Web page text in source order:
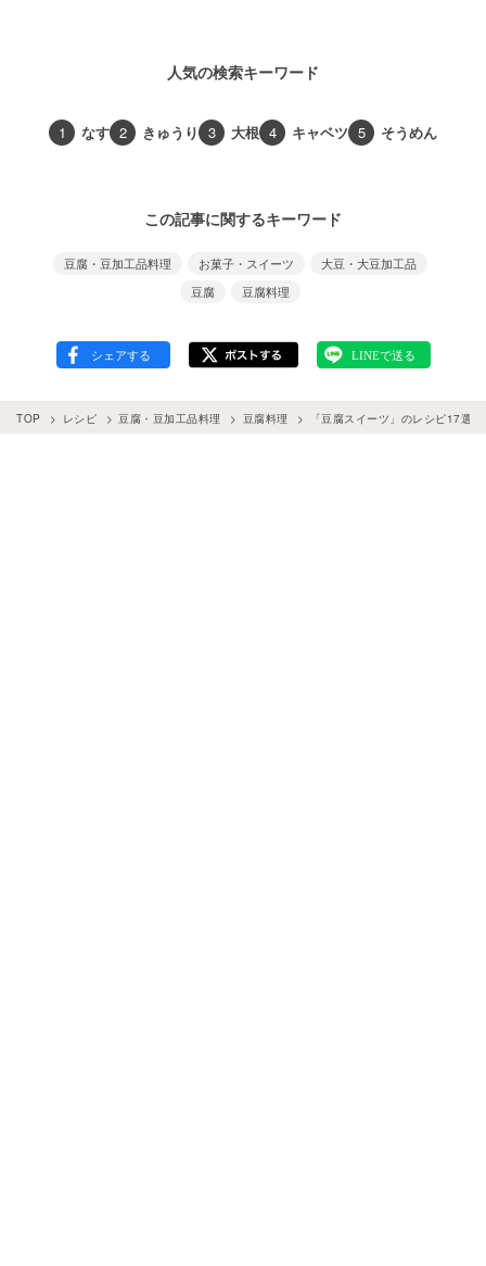
人気の検索キーワード
1 なす 2 きゅうり 3 大根 4 キャベツ 5 そうめん
この記事に関するキーワード
豆腐・豆加工品料理 お菓子・スイーツ
大豆・大豆加工品
豆腐
豆腐料理
TOP レシピ 豆腐・豆加工品料理 豆腐料理 「豆腐スイーツ」のレシピ17選